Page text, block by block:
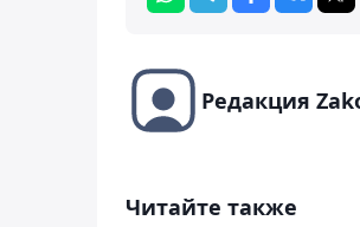
Редакция
Читайте также